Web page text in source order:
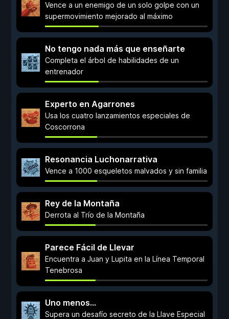
Vence a un enemigo de un solo golpe con un
supermovimiento mejorado al máximo
No tengo nada más que enseñarte
Completa el árbol de habilidades de un
entrenador
Experto en Agarrones
Usa los cuatro lanzamientos especiales de
Coscorrona
Resonancia Luchonarrativa
Vence a 1000 esqueletos malvados y sin familia
Rey de la Montaña
Derrota al Trío de la Montaña
Parece Fácil de Llevar
Encuentra a Juan y Lupita en la Línea Temporal
Tenebrosa
Uno menos...
Supera un desafío secreto de la Llave Especial